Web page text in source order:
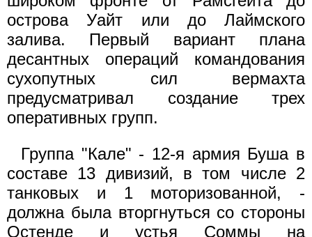
острова Уайт или до Лаймского
залива. Первый вариант плана
десантных операций командования
сухопутных сил вермахта
предусматривал создание трех
оперативных групп.
Группа "Кале" - 12-я армия Буша в
составе 13 дивизий, в том числе 2
танковых и 1 моторизованной, -
должна была вторгнуться со стороны
Остенде и устья Соммы на